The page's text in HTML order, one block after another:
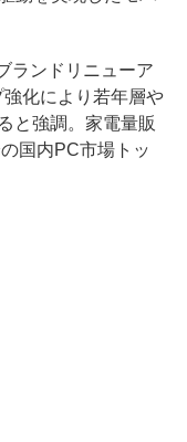
ランドリニューア
化により若年層や
と強調。家電量販
国内PC市場トッ